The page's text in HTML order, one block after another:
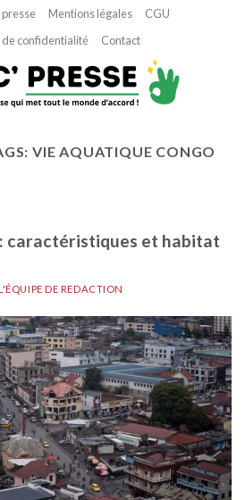
Mentions légales
CGU
de confidentialité
Contact
VIE AQUATIQUE CONGO
caractéristiques et habitat
DE REDACTION